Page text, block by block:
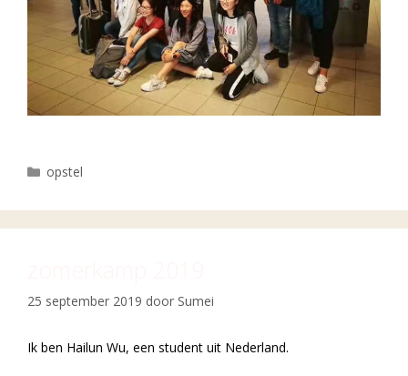
Categorieën
opstel
25 september 2019 door Sumei
Ik ben Hailun Wu, een student uit Nederland.